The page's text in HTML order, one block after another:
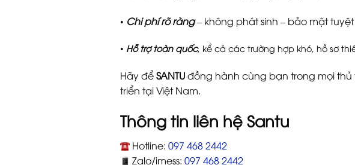
• Chi phí rõ ràng– không phát sinh – bảo mật
• Hỗ trợ toàn quốc, kể cả các trường hợp khó, hồ sơ
Hãy đểSANTUđồng hành cùng bạn trong mọi
triển tại Việt Nam.
Thông tin liên hệ Santu
Hotline: 097 468 2442
Zalo/imess: 097 468 2442